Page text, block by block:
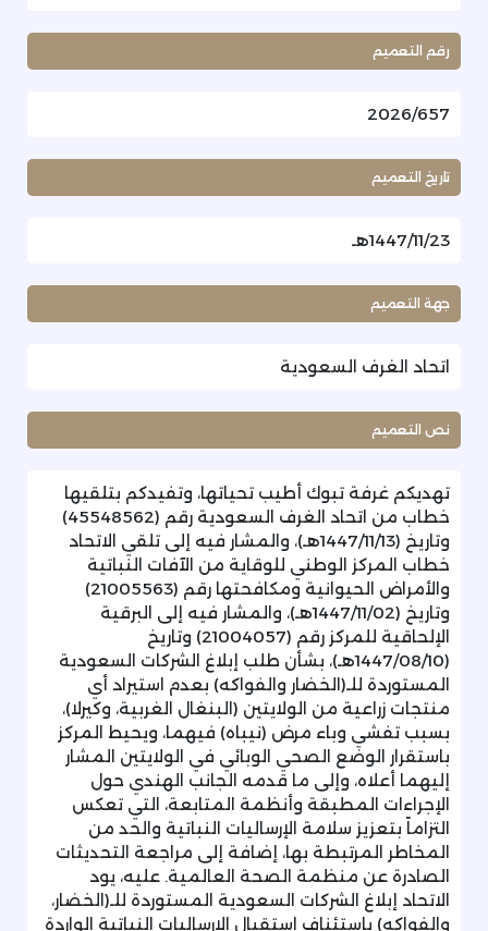
رقم التعميم
2026/657
تاريخ التعميم
1447/11/23هـ
جهة التعميم
اتحاد الغرف السعودية
نص التعميم
تهديكم غرفة تبوك أطيب تحياتها، وتفيدكم بتلقيها
خطاب من اتحاد الغرف السعودية رقم (45548562)
وتاريخ (1447/11/13هـ)، والمشار فيه إلى تلقي الاتحاد
خطاب المركز الوطني للوقاية من الآفات النباتية
والأمراض الحيوانية ومكافحتها رقم (21005563)
وتاريخ (1447/11/02هـ)، والمشار فيه إلى البرقية
الإلحاقية للمركز رقم (21004057) وتاريخ
(1447/08/10هـ)، بشأن طلب إبلاغ الشركات السعودية
المستوردة للـ(الخضار والفواكه) بعدم استيراد أي
منتجات زراعية من الولايتين (البنغال الغربية، وكيرلا)،
بسبب تفشي وباء مرض (نيباه) فيهما، ويحيط المركز
باستقرار الوضع الصحي الوبائي في الولايتين المشار
إليهما أعلاه، وإلى ما قدمه الجانب الهندي حول
الإجراءات المطبقة وأنظمة المتابعة، التي تعكس
التزاماً بتعزيز سلامة الإرساليات النباتية والحد من
المخاطر المرتبطة بها، إضافة إلى مراجعة التحديثات
الصادرة عن منظمة الصحة العالمية. عليه، يود
الاتحاد إبلاغ الشركات السعودية المستوردة للـ(الخضار،
والفواكه) باستئناف استقبال الإرساليات النباتية الواردة